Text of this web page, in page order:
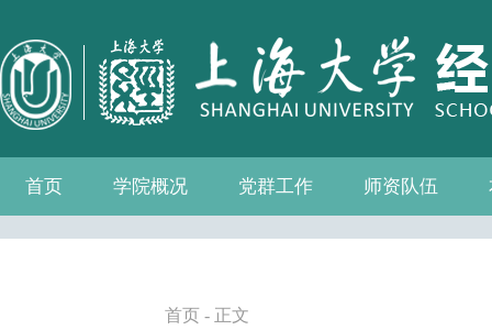
首页 学院概况
学院介绍 学院简介
发展历程
历任院长
现任领导
组织机构
学院愿景
党群工作
党务公开
党的建设
群众团体 工会
青联会
妇委会
退管会
学院制度
师资队伍
教师名录
人事专栏
招聘信息
博士后流动站
首页 - 正文